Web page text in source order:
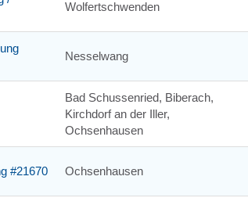
Wolfertschwenden
Nesselwang
Bad Schussenried, Biberach,
Kirchdorf an der Iller,
Ochsenhausen
#21670 Ochsenhausen